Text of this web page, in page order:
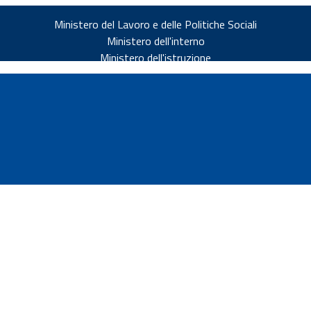
Ministero del Lavoro e delle Politiche Sociali
Ministero dell'interno
Ministero dell'istruzione